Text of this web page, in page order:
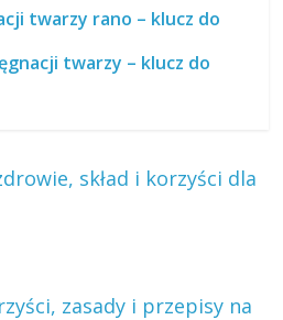
twarzy rano – klucz do
twarzy – klucz do
skład i korzyści dla
zasady i przepisy na